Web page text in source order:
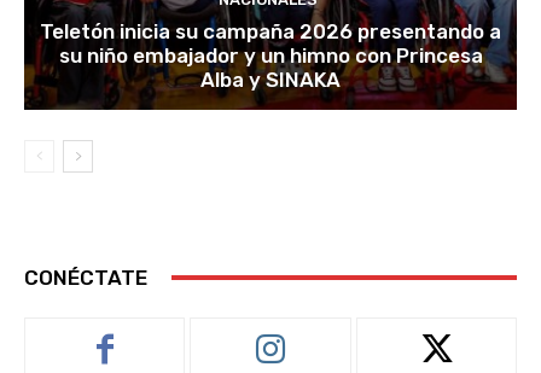
Teletón inicia su campaña 2026 presentando a
su niño embajador y un himno con Princesa
Alba y SINAKA
CONÉCTATE